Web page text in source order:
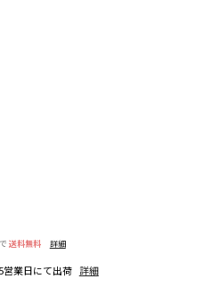
送料無料
詳細
業日にて出荷 詳細